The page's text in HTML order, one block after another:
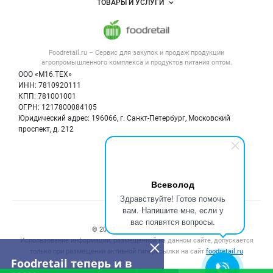
Всеволод
Здравствуйте! Готов помочь
вам. Напишите мне, если у
вас появятся вопросы.
Foodretail теперь и в
Foodretail.ru – Сервис для закупок и продаж продукции
агропромышленного комплекса и продуктов питания оптом.
ООО «М16.ТЕХ»
ИНН: 7810920111
КПП: 781001001
ОГРН: 1217800084105
Юридический адрес: 196066, г. Санкт-Петербург, Московский
проспект, д. 212
Размещение рекламы
Публичная оферта
Контактная информация
Политика обработки персональных данных
Новости рынка
Вакансии
ТОВАРЫ И УСЛУГИ
Напитки, соки, вода
Оборудование для пищепрома
Тара и упаковка
Информация о компаниях
Счетчики, авторское право, логотипы
© 2008‑2026 ООО “М16.Тех”.
Использование информации, размещенной на данном сайте, допускается
только при размещении активной гиперссылки на сайт foodretail.ru